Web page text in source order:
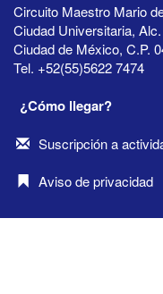
Circuito Maestro Mario
Ciudad Universitaria,
Ciudad de México, C.P.
Tel. +52(55)5622 7474
¿Cómo llegar?
Suscripción a
Aviso de privacidad